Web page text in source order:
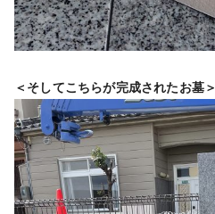
＜そしてこちらが完成されたお墓＞